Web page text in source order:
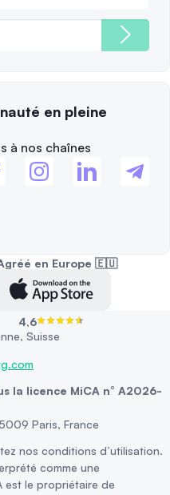
en pleine
à nos chaînes
en Europe 🇪🇺
4,6
Suisse
la licence MiCA n° A2026-
Paris, France
nos conditions d’utilisation.
comme une
est le propriétaire de